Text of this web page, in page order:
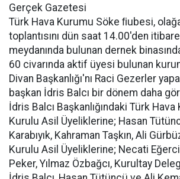
Gerçek Gazetesi
Türk Hava Kurumu Söke ﬁubesi,
toplantısını dün saat 14.00'den
meydanında bulunan dernek
60 civarında aktif üyesi bulunan
Divan Başkanlığı'nı Raci Gezerler
başkan İdris Balcı bir dönem daha
İdris Balcı Başkanlığındaki Türk
Kurulu Asil Üyeliklerine; Hasan
Karabıyık, Kahraman Taşkın, Ali
Kurulu Asil Üyeliklerine; Necati
Peker, Yılmaz Özbağcı, Kurultay